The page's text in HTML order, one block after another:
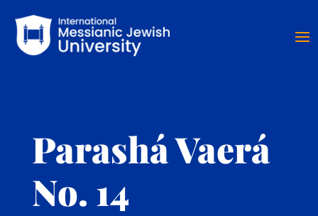
Parashá Vaerá
No. 14